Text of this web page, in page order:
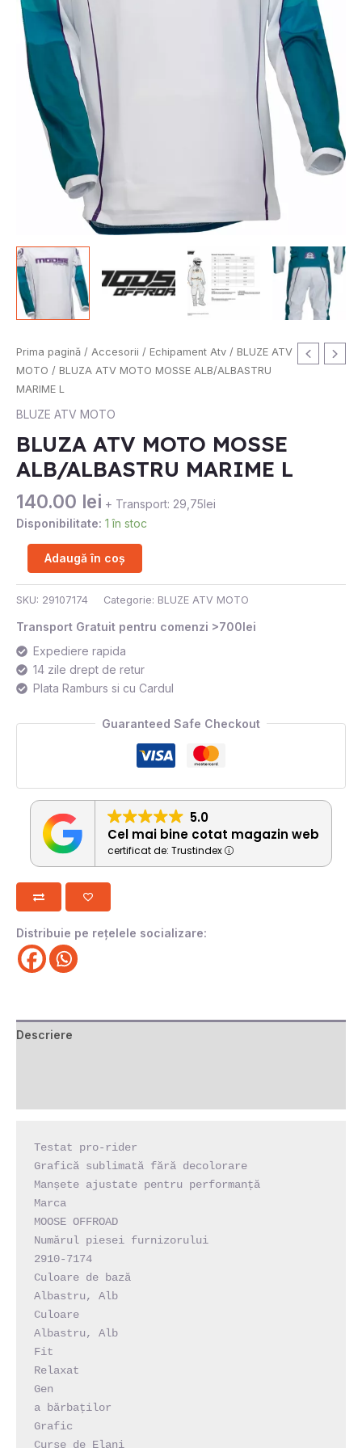
Prima pagină / Accesorii / Echipament Atv / BLUZE ATV
MOTO / BLUZA ATV MOTO MOSSE ALB/ALBASTRU
MARIME L
BLUZE ATV MOTO
BLUZA ATV MOTO MOSSE
ALB/ALBASTRU MARIME L
140.00 lei + Transport: 29,75lei
Disponibilitate: 1 în stoc
Cantitate
BLUZA
ATV
MOTO
ALB/ALBASTRU
MARIME
L
Adaugă în coș
SKU: 29107174 Categorie: BLUZE ATV MOTO
Transport Gratuit pentru comenzi >700lei
Expediere rapida
14 zile drept de retur
Plata Ramburs si cu Cardul
Guaranteed Safe Checkout
5.0
Cel mai bine cotat magazin web
certificat de: Trustindex
Distribuie pe rețelele socializare:
Descriere
Testat pro-rider
Grafică sublimată fără decolorare
Manșete ajustate pentru performanță
Marca
MOOSE OFFROAD
Numărul piesei furnizorului
2910-7174
Culoare de bază
Albastru, Alb
Culoare
Albastru, Alb
Fit
Relaxat
Gen
a bărbaţilor
Grafic
Curse de Elani